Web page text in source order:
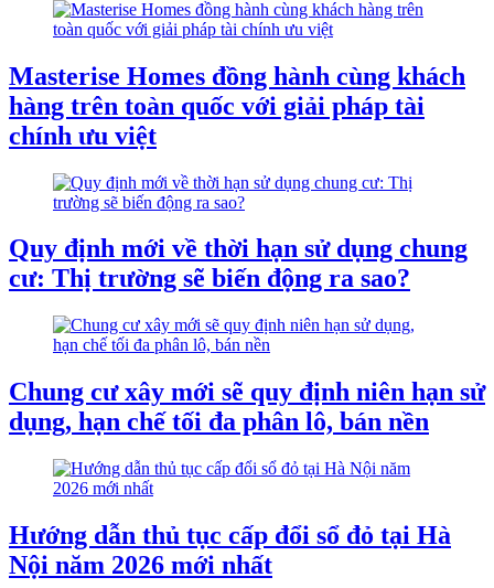
Masterise Homes đồng hành cùng khách
hàng trên toàn quốc với giải pháp tài
chính ưu việt
Quy định mới về thời hạn sử dụng chung
cư: Thị trường sẽ biến động ra sao?
Chung cư xây mới sẽ quy định niên hạn sử
dụng, hạn chế tối đa phân lô, bán nền
Hướng dẫn thủ tục cấp đổi sổ đỏ tại Hà
Nội năm 2026 mới nhất